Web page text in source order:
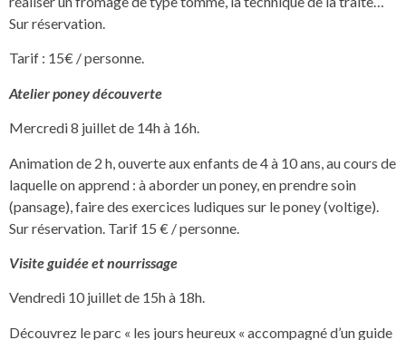
Sur réservation.
Tarif : 15€ / personne.
Atelier poney découverte
Mercredi 8 juillet de 14h à 16h.
Animation de 2 h, ouverte aux enfants de 4 à 10 ans, au cours de
laquelle on apprend : à aborder un poney, en prendre soin
(pansage), faire des exercices ludiques sur le poney (voltige).
Sur réservation. Tarif 15 € / personne.
Visite guidée et nourrissage
Vendredi 10 juillet de 15h à 18h.
Découvrez le parc « les jours heureux « accompagné d’un guide